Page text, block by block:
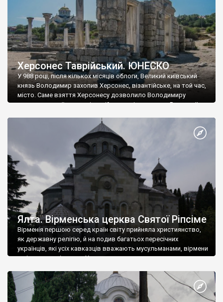
Херсонес Таврійський. ЮНЕСКО
У 988 році, після кількох місяців облоги, Великий київський
князь Володимир захопив Херсонес, візантійське, на той час,
місто. Саме взяття Херсонесу дозволило Володимиру
диктувати свої умови візантійському імператору Василю ІІ, та
Херсонесі Володимир-язичник, став Василем-християнином.
А потім було Хрещення Русі. На честь Херсонесу Таврійського
Ялта. Вірменська церква Святої Ріпсіме
Вірменія першою серед країн світу прийняла християнство,
як державну релігію, й на подив багатьох пересічних
українців, які усіх кавказців вважають мусульманами, вірмени
є відданими вірянами Христа